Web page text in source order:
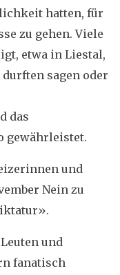
hatten, für
zu gehen. Viele
etwa in Liestal,
sagen oder
das
gewährleistet.
und
Nein zu
und
fanatisch